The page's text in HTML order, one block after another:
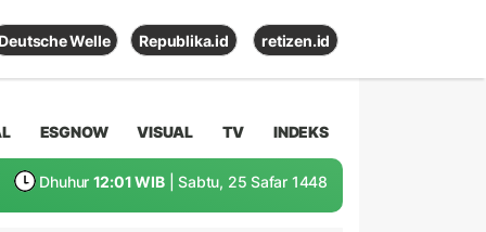
Deutsche Welle Republika.id retizen.id
ESGNOW VISUAL TV INDEKS
Dhuhur 12:01 WIB | Sabtu, 25 Safar 1448